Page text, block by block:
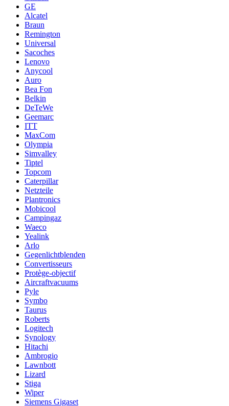
GE
Alcatel
Braun
Remington
Universal
Sacoches
Lenovo
Anycool
Auro
Bea Fon
Belkin
DeTeWe
Geemarc
ITT
MaxCom
Olympia
Simvalley
Tiptel
Topcom
Caterpillar
Netzteile
Plantronics
Mobicool
Campingaz
Waeco
Yealink
Arlo
Gegenlichtblenden
Convertisseurs
Protège-objectif
Aircraftvacuums
Pyle
Symbo
Taurus
Roberts
Logitech
Synology
Hitachi
Ambrogio
Lawnbott
Lizard
Stiga
Wiper
Siemens Gigaset